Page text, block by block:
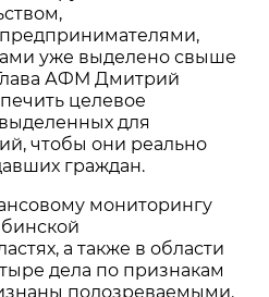
уже выделено свыше
АФМ Дмитрий
целевое
для
чтобы они реально
граждан.
мониторингу
а также в области
дела по признакам
подозреваемыми.